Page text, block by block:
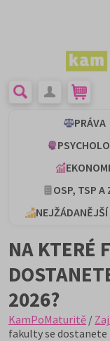
PRÁVA
OSP, TSP A
NEJŽÁDANĚJŠÍ
NA KTERÉ
2026?
KamPoMaturitě /
fakulty se dostanete